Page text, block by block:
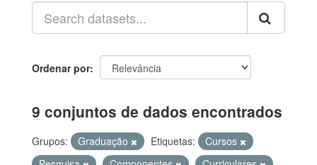
Ordenar por
9 conjuntos de dados encontrados
Grupos: Graduação Etiquetas:
Cursos